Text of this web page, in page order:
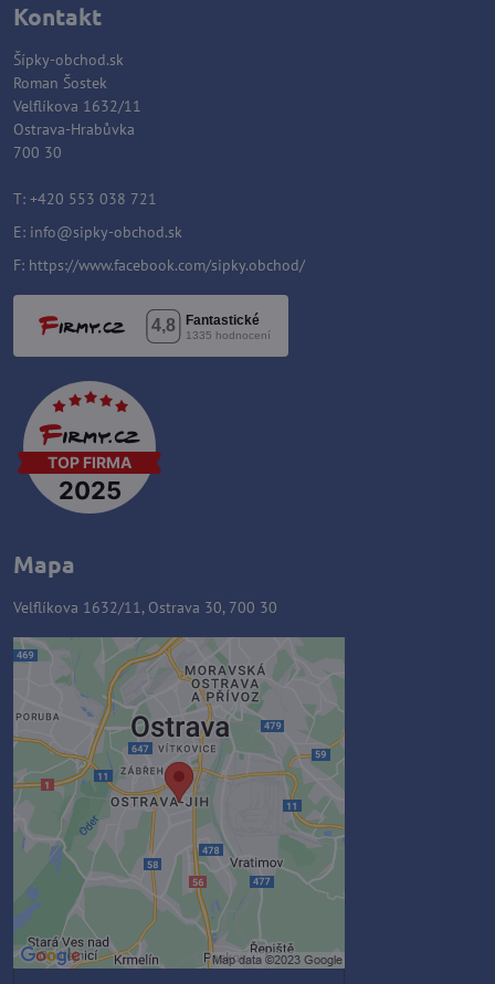
Kontakt
Šípky-obchod.sk
Roman Šostek
Velflíkova 1632/11
Ostrava-Hrabůvka
700 30
T: +420 553 038 721
E: info@sipky-obchod.sk
F: https://www.facebook.com/sipky.obchod/
Mapa
Velflíkova 1632/11, Ostrava 30, 700 30
Externý obsah je blokovaný
Voľbami súkromia
Prajete si načítať externý obsah?
Povoliť tentokrát
Povoliť a zapamätať - súhlas s
druhom cookie: Funkčné
Otvoriť obsah v novom okne